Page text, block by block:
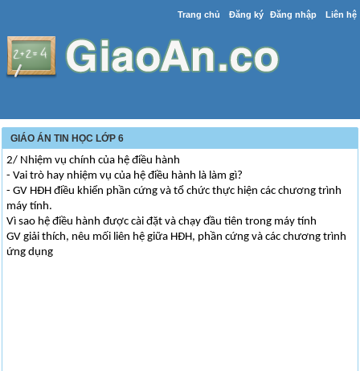
Trang chủ Đăng ký Đăng nhập Liên hệ
GIÁO ÁN TIN HỌC LỚP 6
2/ Nhiệm vụ chính của hệ điều hành
- Vai trò hay nhiệm vụ của hệ điều hành là làm gì?
- GV HĐH điều khiển phần cứng và tổ chức thực hiện các chương trình
máy tính.
Vì sao hệ điều hành được cài đặt và chạy đầu tiên trong máy tính
GV giải thích, nêu mối liên hệ giữa HĐH, phần cứng và các chương trình
ứng dụng